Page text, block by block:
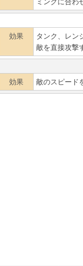
効果
タンク、レン
敵を直接攻撃
効果 敵のスピード